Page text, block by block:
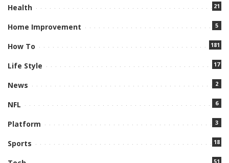
Health 21
Home Improvement 5
How To 181
Life Style 17
News 2
NFL 6
Platform 3
Sports 18
51